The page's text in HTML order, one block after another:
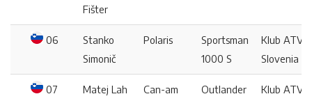
Fišter
06
Stanko
Simonič
Polaris
Sportsman
1000 S
Klub ATV
Slovenia
07 Matej Lah Can-am
Outlander
Klub ATV